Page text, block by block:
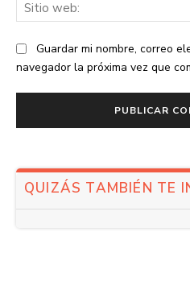
Guardar mi nombre, correo
navegador la próxima vez que
QUIZÁS TAMBIÉN TE